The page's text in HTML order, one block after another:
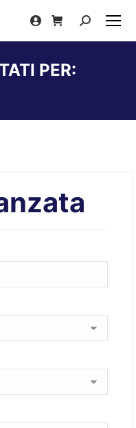
Cerca:
PER: